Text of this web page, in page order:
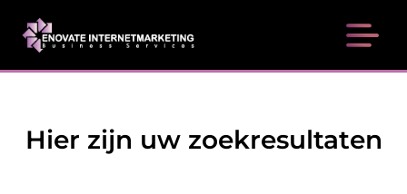
Hier zijn uw zoekresultaten